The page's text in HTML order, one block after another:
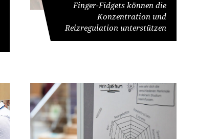
Finger-Fidgets können die
Konzentration und
Reizregulation unterstützen